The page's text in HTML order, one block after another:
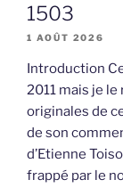
1503
1 AOÛT 2026
Introduction
2011 mais je
originales de
de son
d’Etienne
frappé par le